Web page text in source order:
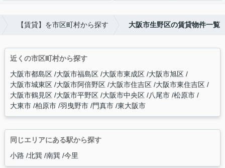
【賃貸】を市区町村から探す 大阪市生野区の賃貸物件一覧
近くの市区町村から探す
大阪市都島区 大阪市福島区 大阪市東成区 大阪市旭区
大阪市城東区 大阪市阿倍野区 大阪市住吉区 大阪市東住吉区
大阪市鶴見区 大阪市平野区 大阪市中央区 八尾市 松原市
大東市 柏原市 羽曳野市 門真市 東大阪市
同じエリアにある駅から探す
小路 北巽 南巽 今里